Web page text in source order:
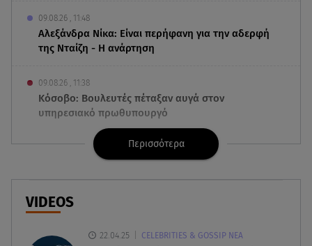
09.08.26 , 11:48
Αλεξάνδρα Νίκα: Είναι περήφανη για την αδερφή
της Νταίζη - Η ανάρτηση
09.08.26 , 11:38
Κόσοβο: Βουλευτές πέταξαν αυγά στον
υπηρεσιακό πρωθυπουργό
Μεθυσμένη οδηγός σκότωσε νύφη τη μέρα του
γάμου της
09.08.26 , 11:12
Αλέξανδρος Τσουβέλας για Εύα Καρύδη: «Θα το
έκανα 500 φορές»
Περισσότερα
VIDEOS
22.04.25 CELEBRITIES & GOSSIP ΝΕΑ